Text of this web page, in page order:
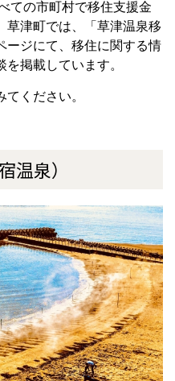
ての市町村で移住支援金
草津町では、「草津温泉移
ージにて、移住に関する情
掲載しています。
ください。
温泉）